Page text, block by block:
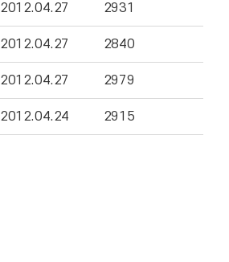
2012.04.27 2931
2012.04.27 2840
2012.04.27 2979
2012.04.24 2915